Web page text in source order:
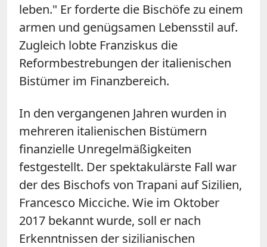
leben." Er forderte die Bischöfe zu einem
armen und genügsamen Lebensstil auf.
Zugleich lobte Franziskus die
Reformbestrebungen der italienischen
Bistümer im Finanzbereich.
In den vergangenen Jahren wurden in
mehreren italienischen Bistümern
finanzielle Unregelmäßigkeiten
festgestellt. Der spektakulärste Fall war
der des Bischofs von Trapani auf Sizilien,
Francesco Micciche. Wie im Oktober
2017 bekannt wurde, soll er nach
Erkenntnissen der sizilianischen